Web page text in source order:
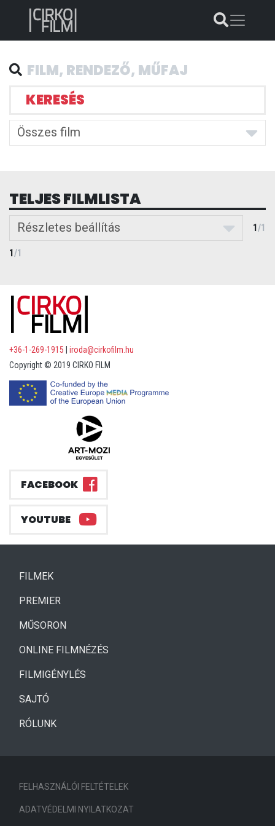
KERESÉS
Összes film
TELJES FILMLISTA
Részletes beállítás 1/1
1/1
+36-1-269-1915
iroda@cirkofilm.hu
Copyright © 2019 CIRKO FILM
FACEBOOK
YOUTUBE
FILMEK(CURRENT)
PREMIER
MŰSORON
ONLINE FILMNÉZÉS
FILMIGÉNYLÉS
SAJTÓ
RÓLUNK
FELHASZNÁLÓI FELTÉTELEK
ADATVÉDELMI NYILATKOZAT